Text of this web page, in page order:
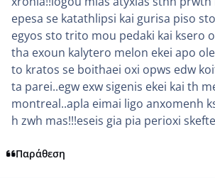
epesa se katathlipsi kai gurisa piso
egyos sto trito mou pedaki kai ksero
tha exoun kalytero melon ekei apo
to kratos se boithaei oxi opws edw
ta parei..egw exw sigenis ekei kai th
montreal..apla eimai ligo anxomenh
h zwh mas!!!eseis gia pia perioxi
Παράθεση